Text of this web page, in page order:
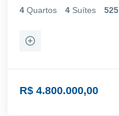
4 Quartos 4 Suítes 525
R$ 4.800.000,00